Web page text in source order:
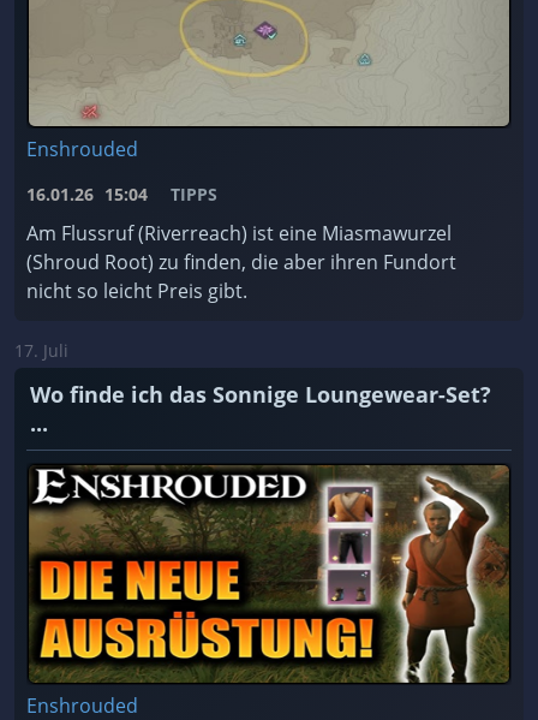
Enshrouded
16.01.26 15:04 TIPPS
Am Flussruf (Riverreach) ist eine Miasmawurzel
(Shroud Root) zu finden, die aber ihren Fundort
nicht so leicht Preis gibt.
17. Juli
Wo finde ich das Sonnige Loungewear-Set?
...
Enshrouded